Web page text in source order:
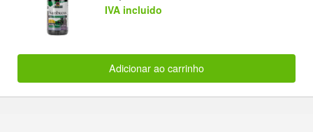
IVA incluido
Adicionar ao carrinho